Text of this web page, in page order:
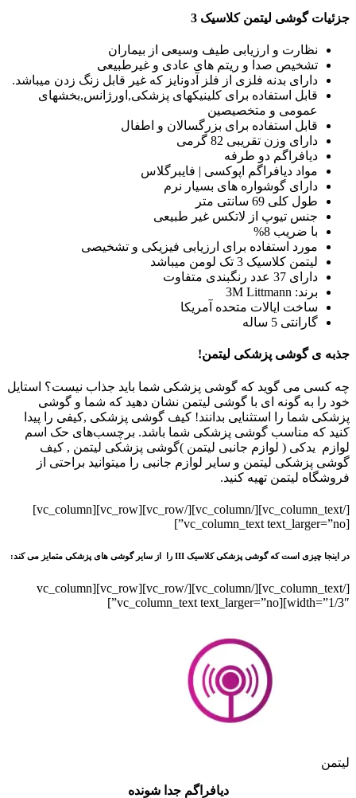
جزئیات گوشی لیتمن کلاسیک 3
نظارت و ارزیابی طیف وسیعی از بیماران
تشخیص صدا و ریتم های عادی و غیرطبیعی
دارای بدنه فلزی از فلز آدونایز که غیر قابل زنگ زدن میباشد.
قابل استفاده برای کلینیکهای پزشکی,اورژانس,بخشهای
عمومی و متخصیصین
قابل استفاده برای بزرگسالان و اطفال
دارای وزن تقریبی 82 گرمی
دیافراگم دو طرفه
مواد دیافراگم اپوکسی | فایبرگلاس
دارای گوشواره های بسیار نرم
طول کلی 69 سانتی متر
جنس تیوپ از لاتکس غیر طبیعی
با ضریب 8%
مورد استفاده برای ارزیابی فیزیکی و تشخیصی
لیتمن کلاسیک 3 تک لومن میباشد
دارای 37 عدد رنگبندی متفاوت
برند: 3M Littmann
ساخت ایالات متحده آمریکا
گارانتی 5 ساله
جذبه ی گوشی پزشکی لیتمن!
چه کسی می گوید که گوشی پزشکی شما باید جذاب نیست؟ استایل
خود را به گونه ای با گوشی لیتمن نشان دهید که شما و گوشی
پزشکی شما را استثنایی بدانند! کیف گوشی پزشکی ,کیفی را پیدا
کنید که مناسب گوشی پزشکی شما باشد. برچسب‌های حک اسم
لوازم یدکی ( لوازم جانبی لیتمن )گوشی پزشکی لیتمن , کیف
گوشی پزشکی لیتمن و سایر لوازم جانبی را میتوانید براحتی از
فروشگاه لیتمن تهیه کنید.
[/vc_column_text][/vc_column][/vc_row][vc_row][vc_column]
[vc_column_text text_larger=”no”]
در اینجا چیزی است که گوشی پزشکی کلاسیک III را از سایر گوشی های پزشکی متمایز می کند:
[/vc_column_text][/vc_column][/vc_row][vc_row][vc_column
width=”1/3″][vc_column_text text_larger=”no”]
لیتمن
دیافراگم جدا شونده